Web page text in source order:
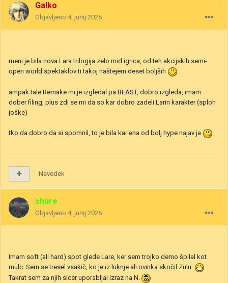
Galko
Objavljeno 4. junij 2026
meni je bila nova Lara trilogija zelo mid igrica, od teh akcijskih semi-
open world spektaklov ti takoj naštejem deset boljših
ampak tale Remake mi je izgledal pa BEAST, dobro izgleda, imam
dober filing, plus zdi se mi da so kar dobro zadeli Larin karakter (sploh
joške)
tko da dobro da si spomnil, to je bila kar ena od bolj hype najav ja
Navedek
shure
Objavljeno 4. junij 2026
Imam soft (ali hard) spot glede Lare, ker sem trojko demo špilal kot
mulc. Sem se tresel vsakič, ko je iz luknje ali ovinka skočil Zulu.
Takrat sem za njih sicer uporabljal izraz na N.